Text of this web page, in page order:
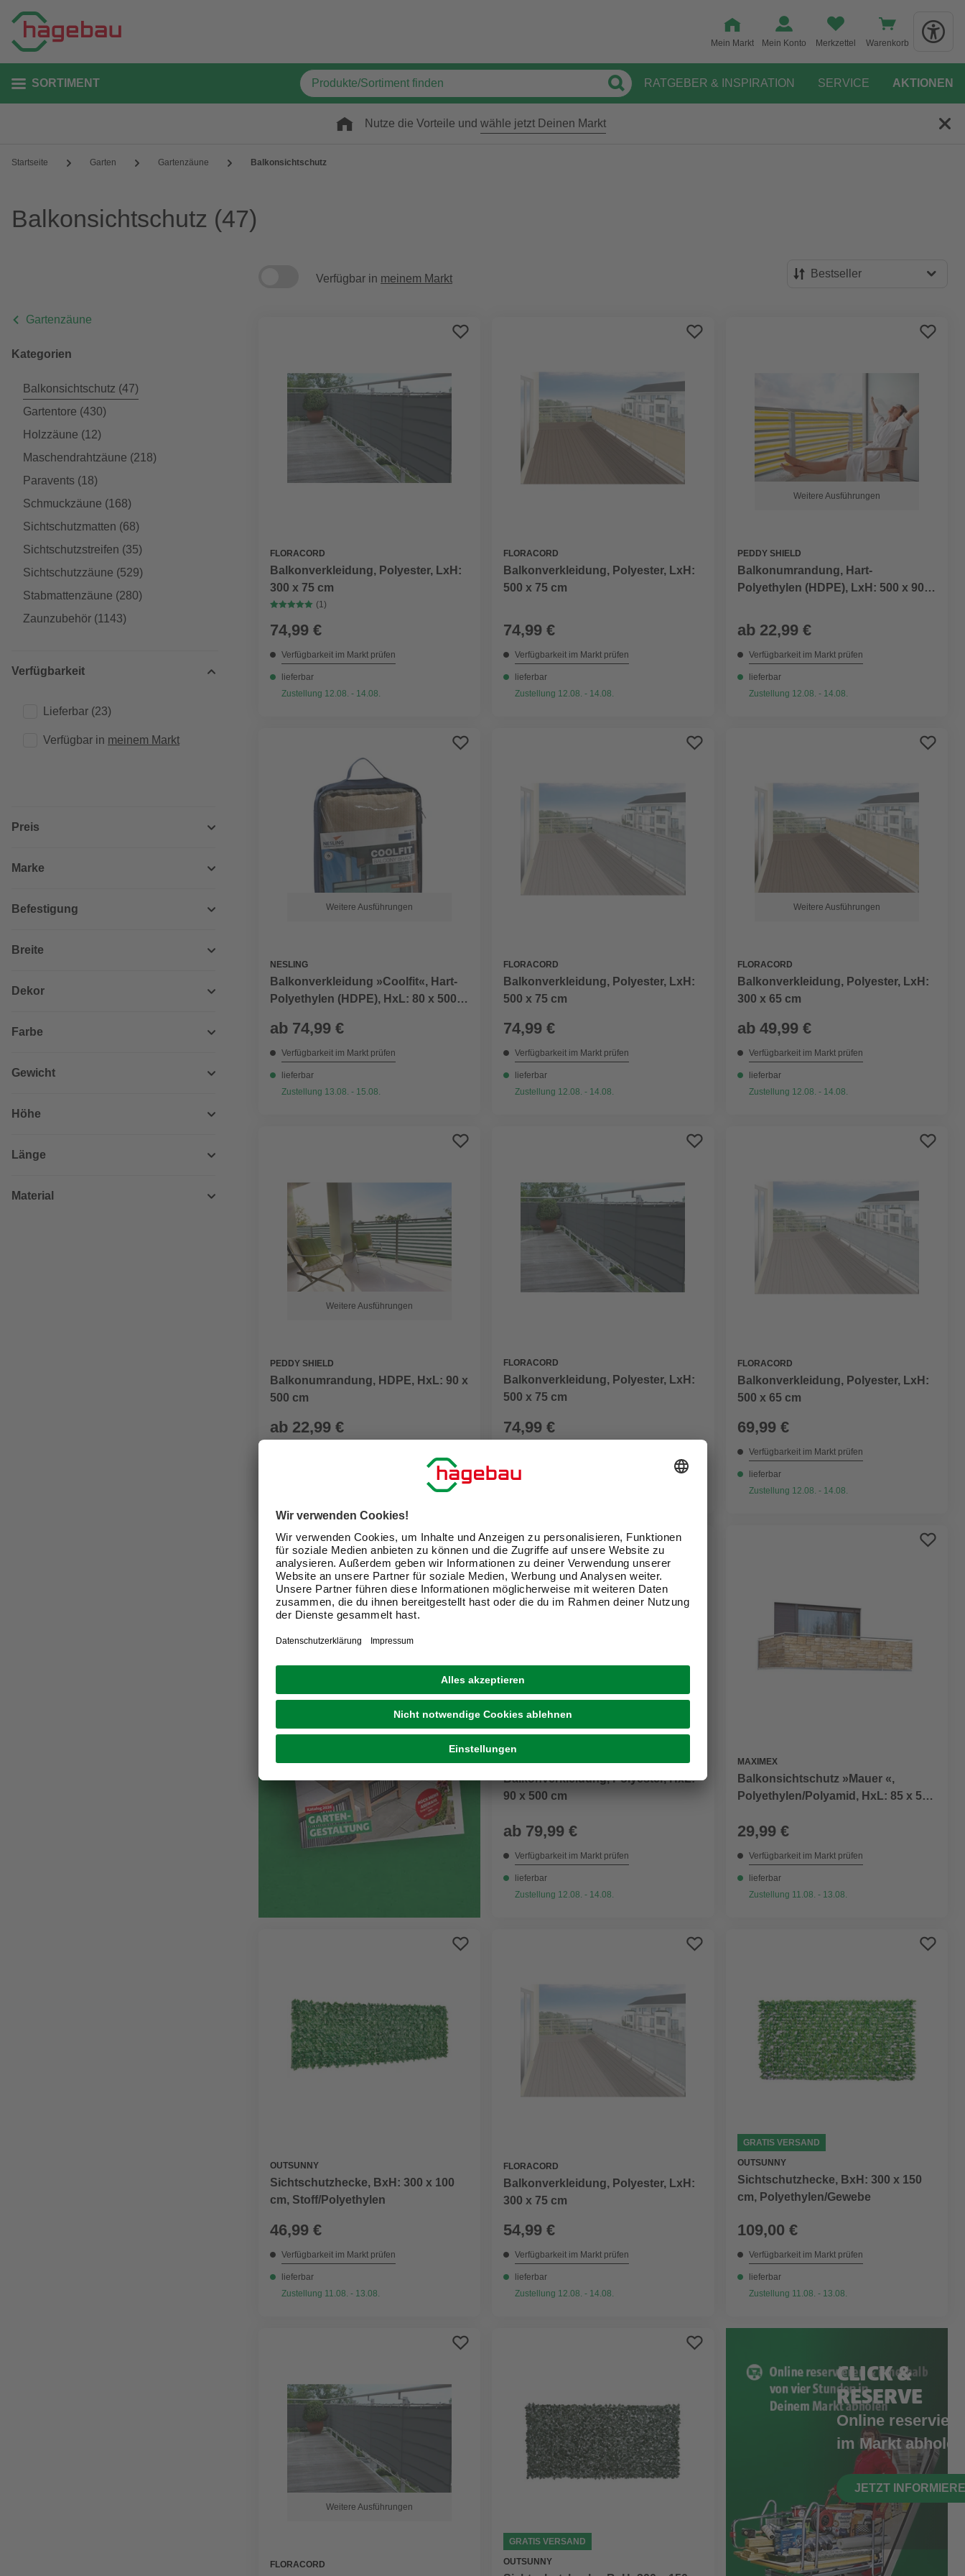
Mein Markt Mein Konto Merkzettel Warenkorb
SORTIMENT RATGEBER & INSPIRATION SERVICE AKTIONEN
Nutze die Vorteile und wähle jetzt Deinen Markt
Startseite Garten Gartenzäune Balkonsichtschutz
Balkonsichtschutz (47)
Gartenzäune
Kategorien
Balkonsichtschutz (47)
Gartentore (430)
Holzzäune (12)
Maschendrahtzäune (218)
Paravents (18)
Schmuckzäune (168)
Sichtschutzmatten (68)
Sichtschutzstreifen (35)
Sichtschutzzäune (529)
Stabmattenzäune (280)
Zaunzubehör (1143)
Verfügbarkeit
Lieferbar (23)
Verfügbar in meinem Markt
Preis
Marke
Befestigung
Breite
Dekor
Farbe
Gewicht
Höhe
Länge
Material
Verfügbar in meinem Markt Bestseller
FLORACORD
Balkonverkleidung, Polyester, LxH:
300 x 75 cm
(1)
74,99 €
Verfügbarkeit im Markt prüfen
lieferbar
Zustellung 12.08. - 14.08.
FLORACORD
Balkonverkleidung, Polyester, LxH:
500 x 75 cm
74,99 €
Verfügbarkeit im Markt prüfen
lieferbar
Zustellung 12.08. - 14.08.
Weitere Ausführungen
PEDDY SHIELD
Balkonumrandung, Hart-
Polyethylen (HDPE), LxH: 500 x 90
ab 22,99 €
Verfügbarkeit im Markt prüfen
lieferbar
Zustellung 12.08. - 14.08.
Weitere Ausführungen
NESLING
Balkonverkleidung »Coolfit«, Hart-
Polyethylen (HDPE), HxL: 80 x 500
ab 74,99 €
Verfügbarkeit im Markt prüfen
lieferbar
Zustellung 13.08. - 15.08.
FLORACORD
Balkonverkleidung, Polyester, LxH:
500 x 75 cm
74,99 €
Verfügbarkeit im Markt prüfen
lieferbar
Zustellung 12.08. - 14.08.
Weitere Ausführungen
FLORACORD
Balkonverkleidung, Polyester, LxH:
300 x 65 cm
ab 49,99 €
Verfügbarkeit im Markt prüfen
lieferbar
Zustellung 12.08. - 14.08.
Weitere Ausführungen
PEDDY SHIELD
Balkonumrandung, HDPE, HxL: 90 x
500 cm
ab 22,99 €
FLORACORD
Balkonverkleidung, Polyester, LxH:
500 x 75 cm
74,99 €
FLORACORD
Balkonverkleidung, Polyester, LxH:
500 x 65 cm
69,99 €
Verfügbarkeit im Markt prüfen
lieferbar
Zustellung 12.08. - 14.08.
GARTENGESTALTUNG
Neuer Katalog: Digital und
voller Inspiration
FLORACORD
Balkonverkleidung, Polyester, HxL:
90 x 500 cm
ab 79,99 €
Verfügbarkeit im Markt prüfen
lieferbar
Zustellung 12.08. - 14.08.
MAXIMEX
Balkonsichtschutz »Mauer «,
Polyethylen/Polyamid, HxL: 85 x 500
29,99 €
Verfügbarkeit im Markt prüfen
lieferbar
Zustellung 11.08. - 13.08.
OUTSUNNY
Sichtschutzhecke, BxH: 300 x 100
cm, Stoff/Polyethylen
46,99 €
Verfügbarkeit im Markt prüfen
lieferbar
Zustellung 11.08. - 13.08.
FLORACORD
Balkonverkleidung, Polyester, LxH:
300 x 75 cm
54,99 €
Verfügbarkeit im Markt prüfen
lieferbar
Zustellung 12.08. - 14.08.
GRATIS VERSAND
OUTSUNNY
Sichtschutzhecke, BxH: 300 x 150
cm, Polyethylen/Gewebe
109,00 €
Verfügbarkeit im Markt prüfen
lieferbar
Zustellung 11.08. - 13.08.
Weitere Ausführungen
FLORACORD
GRATIS VERSAND
OUTSUNNY
CLICK &
RESERVE
Online
im Markt abholen
JETZT